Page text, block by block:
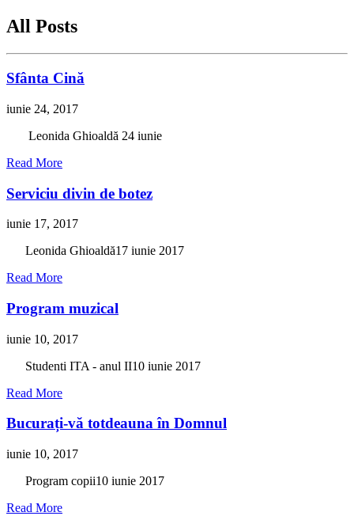
All Posts
Sfânta Cină
iunie 24, 2017
Leonida Ghioaldă 24 iunie
Read More
Serviciu divin de botez
iunie 17, 2017
Leonida Ghioaldă17 iunie 2017
Read More
Program muzical
iunie 10, 2017
Studenti ITA - anul II10 iunie 2017
Read More
Bucurați-vă totdeauna în Domnul
iunie 10, 2017
Program copii10 iunie 2017
Read More